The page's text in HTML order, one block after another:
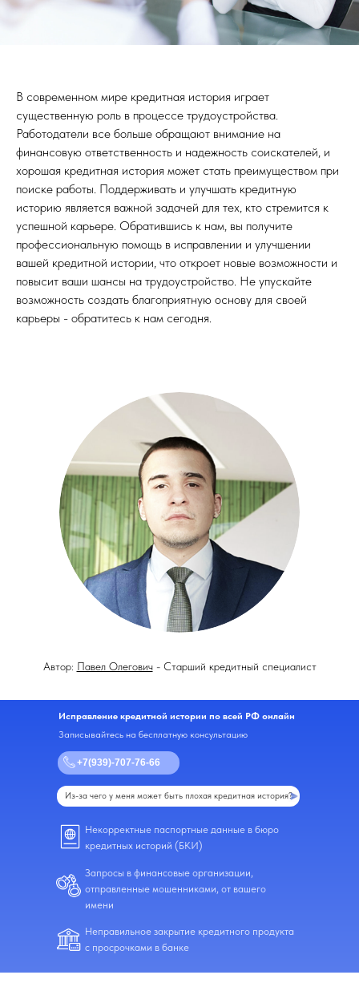
В современном мире кредитная история играет
существенную роль в процессе трудоустройства.
Работодатели все больше обращают внимание на
финансовую ответственность и надежность соискателей, и
хорошая кредитная история может стать преимуществом при
поиске работы. Поддерживать и улучшать кредитную
историю является важной задачей для тех, кто стремится к
успешной карьере. Обратившись к нам, вы получите
профессиональную помощь в исправлении и улучшении
вашей кредитной истории, что откроет новые возможности и
повысит ваши шансы на трудоустройство. Не упускайте
возможность создать благоприятную основу для своей
карьеры - обратитесь к нам сегодня.
Автор: Павел Олегович- Старший кредитный специалист
Исправление кредитной истории по всей РФ онлайн
+7(939)-707-76-66
Записывайтесь на бесплатную консультацию
Из-за чего у меня может быть плохая кредитная история?
Некорректные паспортные данные в бюро
кредитных историй (БКИ)
Запросы в финансовые организации,
отправленные мошенниками, от вашего
имени
Неправильное закрытие кредитного продукта
с просрочками в банке